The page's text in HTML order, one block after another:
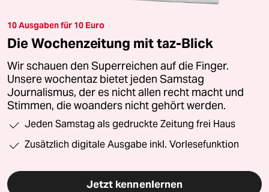
10 Ausgaben für 10 Euro
Die Wochenzeitung mit taz-Blick
Wir schauen den Superreichen auf die Finger.
Unsere wochentaz bietet jeden Samstag
Journalismus, der es nicht allen recht macht und
Stimmen, die woanders nicht gehört werden.
Jeden Samstag als gedruckte Zeitung frei Haus
Zusätzlich digitale Ausgabe inkl. Vorlesefunktion
Jetzt kennenlernen